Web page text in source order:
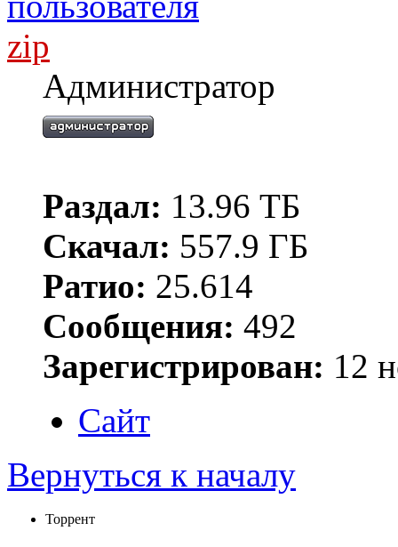
zip
Администратор
Раздал: 13.96 ТБ
Скачал: 557.9 ГБ
Ратио: 25.614
Сообщения: 492
Зарегистрирован: 12
Сайт
Вернуться к началу
Торрент